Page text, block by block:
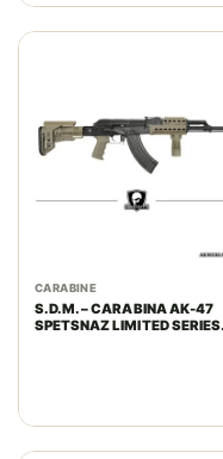
CARABINE
S.D.M. – CARABINA AK-47
SPETSNAZ LIMITED SERIES